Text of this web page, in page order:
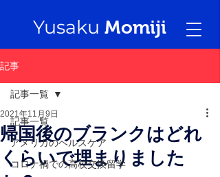
Yusaku Momiji
記事
記事一覧
アメリカのヘルスケア
コロナ禍での高校交換留学
記事一覧
帰国後のブランクはどれ
くらいで埋まりました
2021年11月9日